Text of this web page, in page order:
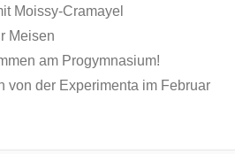
Moissy-Cramayel
Meisen
am Progymnasium!
von der Experimenta im Februar